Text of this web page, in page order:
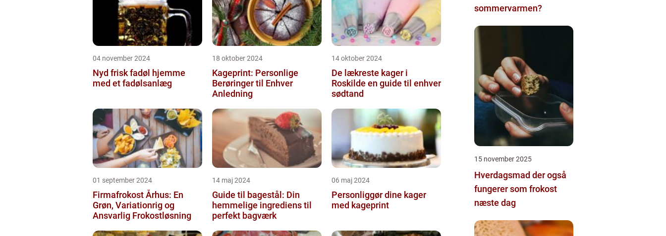
04 november 2024
Nyd frisk fadøl hjemme
med et fadølsanlæg
18 oktober 2024
Kageprint: Personlige
Berøringer til Enhver
Anledning
14 oktober 2024
De lækreste kager i
Roskilde en guide til enhver
sødtand
01 september 2024
Firmafrokost Århus: En
Grøn, Variationrig og
Ansvarlig Frokostløsning
14 maj 2024
Guide til bagestål: Din
hemmelige ingrediens til
perfekt bagværk
06 maj 2024
Personliggør dine kager
med kageprint
sommervarmen?
15 november 2025
Hverdagsmad der også
fungerer som frokost
næste dag